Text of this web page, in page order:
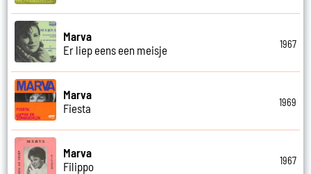
Marva
Er liep eens een meisje
1967
Marva
Fiesta
1969
Marva
Filippo
1967